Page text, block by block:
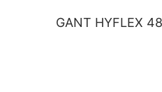
GANT HYFLEX